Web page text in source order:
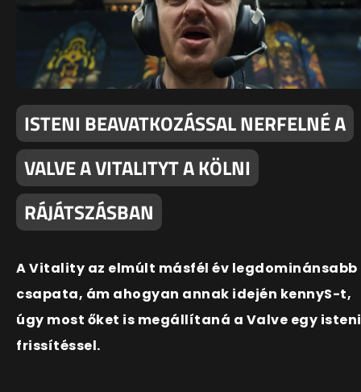
ISTENI BEAVATKOZÁSSAL NERFELNÉ A
VALVE A VITALITYT A KÖLNI
RÁJÁTSZÁSBAN
A Vitality az elmúlt másfél év legdominánsabb
csapata, ám ahogyan annak idején kennyS-t,
úgy most őket is megállítaná a Valve egy isteni
frissítéssel.